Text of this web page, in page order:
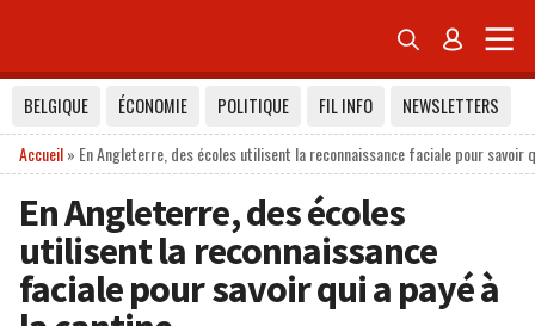
 
BELGIQUE ÉCONOMIE POLITIQUE FIL INFO
NEWSLETTERS
Accueil» En Angleterre, des écoles utilisent la reconnaissance faciale pour savoir
En Angleterre, des écoles
utilisent la reconnaissance
faciale pour savoir qui a payé à